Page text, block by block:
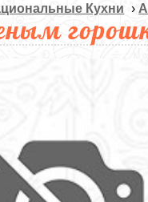
Кухни ›